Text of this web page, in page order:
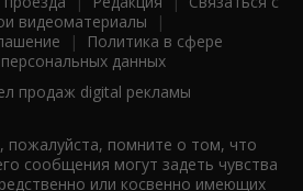
видеоматериалы |
|
Политика в сфере
данных
продаж digital рекламы
пожалуйста, помните о том, что
сообщения могут задеть чувства
или косвенно имеющих